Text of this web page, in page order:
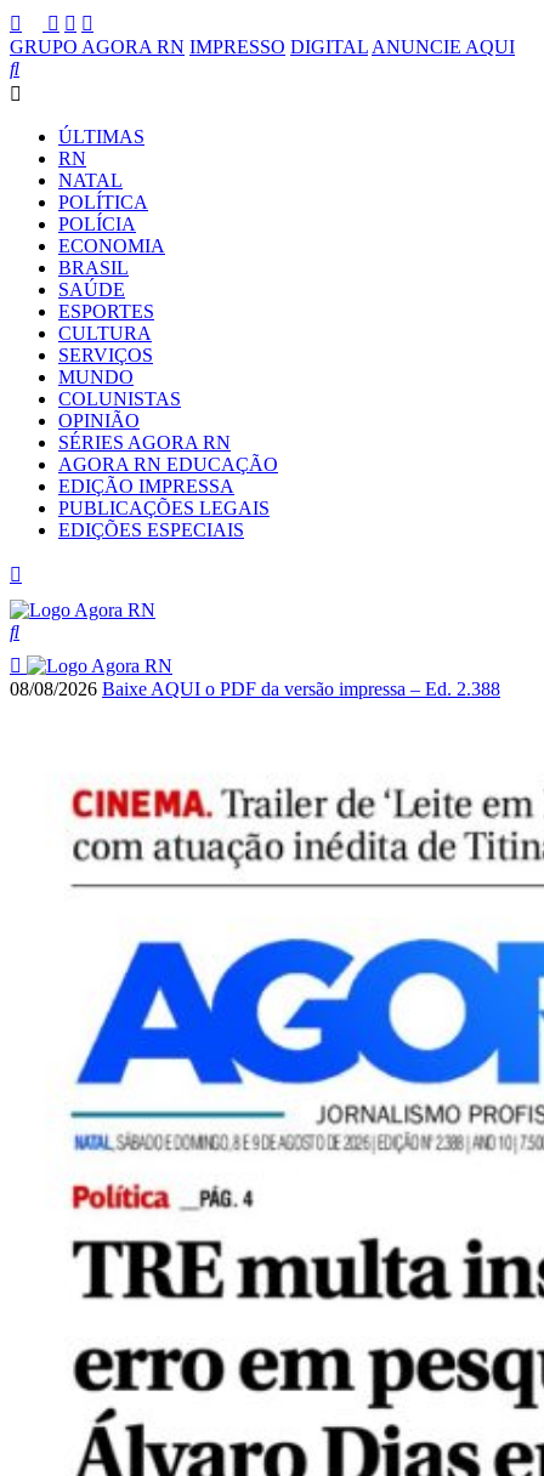
GRUPO AGORA RN IMPRESSO DIGITAL ANUNCIE AQUI
ÚLTIMAS
RN
NATAL
POLÍTICA
POLÍCIA
ECONOMIA
BRASIL
SAÚDE
ESPORTES
CULTURA
SERVIÇOS
MUNDO
COLUNISTAS
OPINIÃO
SÉRIES AGORA RN
AGORA RN EDUCAÇÃO
EDIÇÃO IMPRESSA
PUBLICAÇÕES LEGAIS
EDIÇÕES ESPECIAIS
08/08/2026 Baixe AQUI o PDF da versão impressa – Ed. 2.388